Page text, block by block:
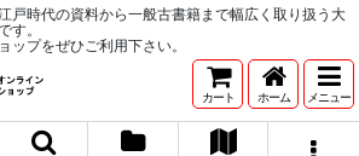
戸時代の資料から一般古書籍まで幅広く取り扱う大
す。
ップをぜひご利用下さい。
カート ホーム メニュー